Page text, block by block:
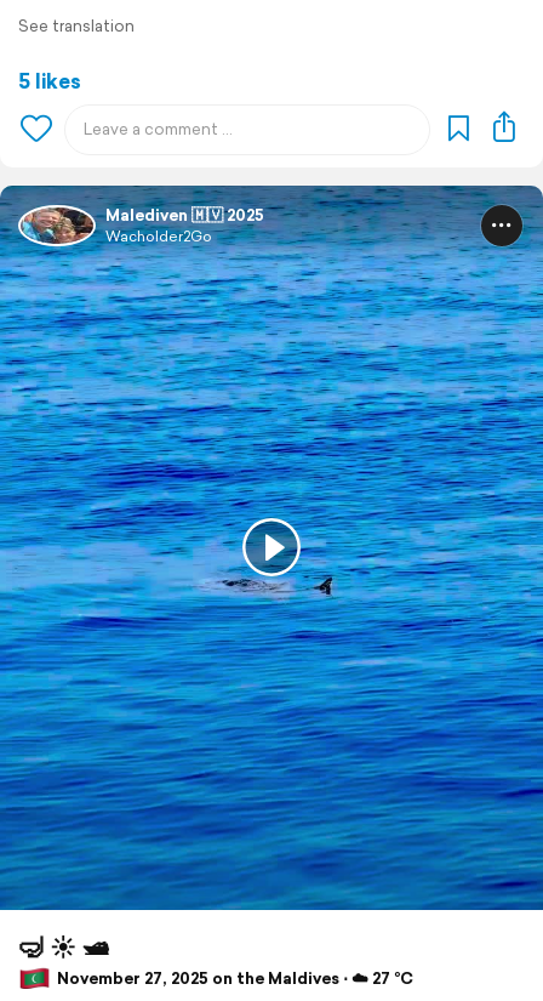
See translation
5 likes
Malediven 🇲🇻 2025
Wacholder2Go
🤿 ☀️ 🛥️
November 27, 2025 on the Maldives ⋅ ☁️ 27 °C